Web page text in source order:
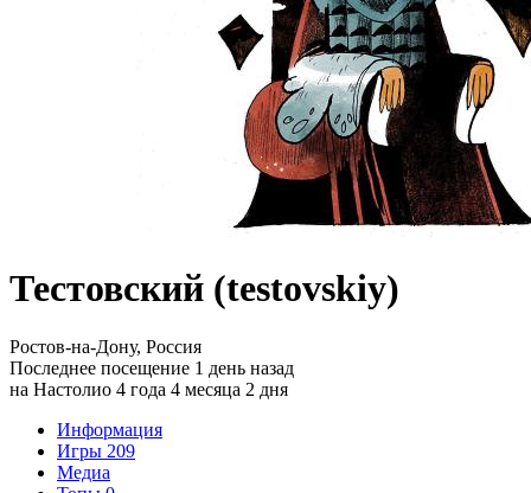
Тестовский (testovskiy)
Ростов-на-Дону, Россия
Последнее посещение 1 день назад
на Настолио 4 года 4 месяца 2 дня
Информация
Игры 209
Медиа